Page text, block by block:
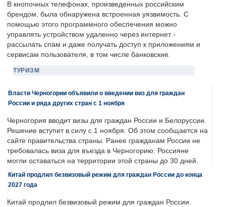
В кнопочных телефонах, произведенных российским
брендом, была обнаружена встроенная уязвимость. С
помощью этого программного обеспечения можно
управлять устройством удаленно через интернет -
рассылать спам и даже получать доступ к приложениям и
сервисам пользователя, в том числе банковские.
ТУРИЗМ
Власти Черногории объявили о введении виз для граждан
России и ряда других стран с 1 ноября
Черногория вводит визы для граждан России и Белоруссии.
Решение вступит в силу с 1 ноября. Об этом сообщается на
сайте правительства страны. Ранее гражданам России не
требовалась виза для въезда в Черногорию. Россияне
могли оставаться на территории этой страны до 30 дней.
Китай продлил безвизовый режим для граждан России до конца
2027 года
Китай продлил безвизовый режим для граждан России.